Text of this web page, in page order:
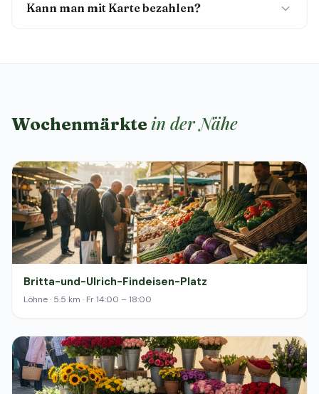
Kann man mit Karte bezahlen?
Wochenmärkte in der Nähe
Britta-und-Ulrich-Findeisen-Platz
Löhne · 5.5 km · Fr 14:00 – 18:00